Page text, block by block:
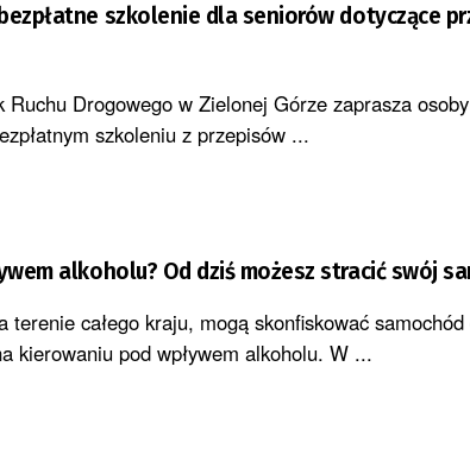
szkolenie dla seniorów dotyczące
Ruchu Drogowego w Zielonej Górze zaprasza
szkoleniu z przepisów ...
alkoholu? Od dziś możesz stracić swój
terenie całego kraju, mogą skonfiskować
kierowaniu pod wpływem alkoholu. W ...